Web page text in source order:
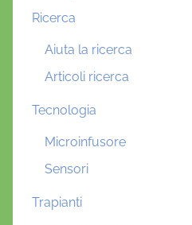
Ricerca
Aiuta la ricerca
Articoli ricerca
Tecnologia
Microinfusore
Sensori
Trapianti